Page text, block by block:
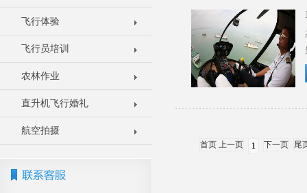
飞行体验
飞行员培训
农林作业
直升机飞行婚礼
航空拍摄
首页 上一页 1 下一页 尾